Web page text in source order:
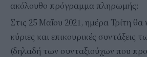
ακόλουθο πρόγραμμα πληρωμής:
Στις 25 Μαΐου 2021, ημέρα Τρίτη θα
κύριες και επικουρικές συντάξεις
(δηλαδή των συνταξιούχων που